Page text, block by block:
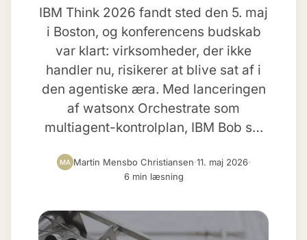
IBM Think 2026 fandt sted den 5. maj
i Boston, og konferencens budskab
var klart: virksomheder, der ikke
handler nu, risikerer at blive sat af i
den agentiske æra. Med lanceringen
af watsonx Orchestrate som
multiagent-kontrolplan, IBM Bob s…
MA Martin Mensbo Christiansen·11. maj 2026·
6 min læsning